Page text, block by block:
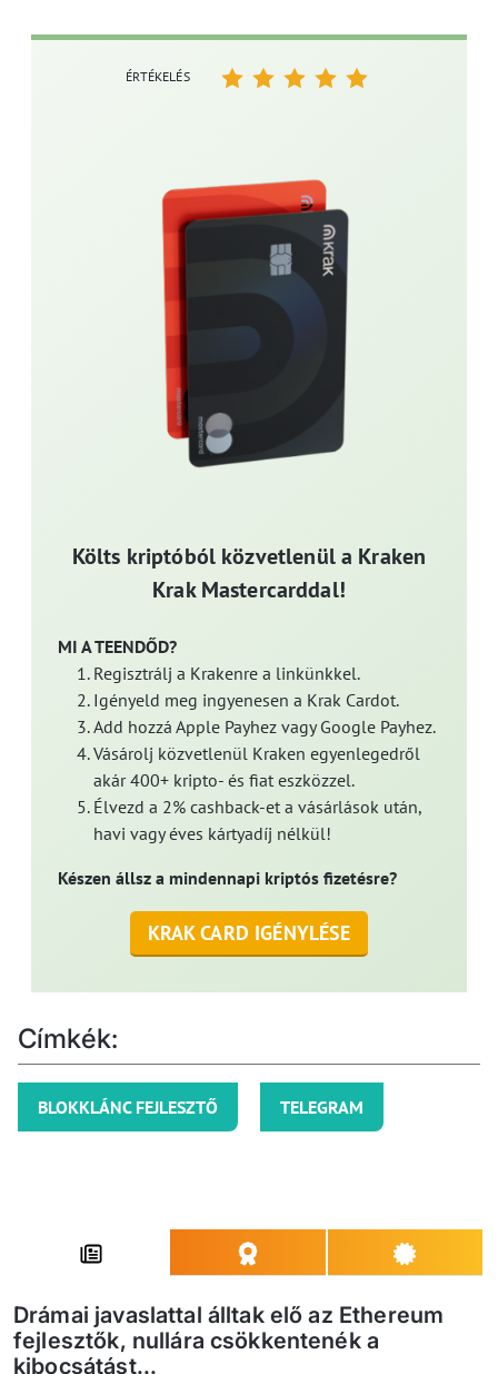
Költs kriptóból közvetlenül a Kraken
Krak Mastercarddal!
MI A TEENDŐD?
Regisztrálj a Krakenre a linkünkkel.
Igényeld meg ingyenesen a Krak Cardot.
Add hozzá Apple Payhez vagy Google Payhez.
Vásárolj közvetlenül Kraken egyenlegedről
akár 400+ kripto- és fiat eszközzel.
Élvezd a 2% cashback-et a vásárlások után,
havi vagy éves kártyadíj nélkül!
Készen állsz a mindennapi kriptós fizetésre?
KRAK CARD IGÉNYLÉSE
ÉRTÉKELÉS
Címkék:
BLOKKLÁNC FEJLESZTŐ TELEGRAM
Drámai javaslattal álltak elő az Ethereum
fejlesztők, nullára csökkentenék a
kibocsátást...